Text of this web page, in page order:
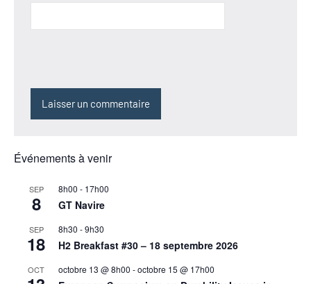
Événements à venir
SEP
8
8h00 - 17h00
GT Navire
SEP
18
8h30 -9h30
H2 Breakfast #30 – 18 septembre 2026
OCT octobre 13 @ 8h00 -octobre 15 @ 17h00